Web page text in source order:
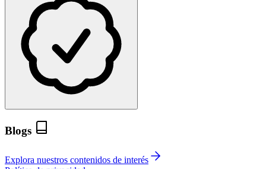
Blogs
Explora nuestros contenidos de interés